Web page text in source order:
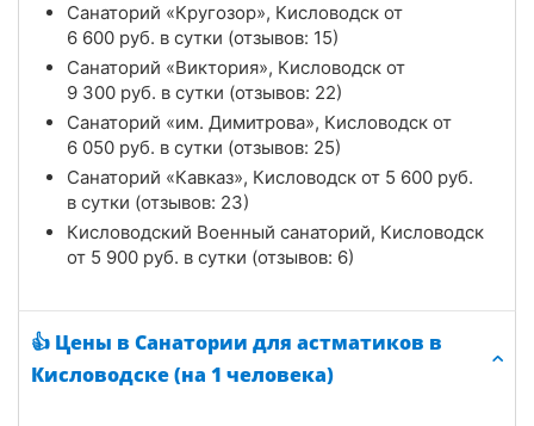
Санаторий «Кругозор», Кисловодск от
6 600 руб. в сутки (отзывов: 15)
Санаторий «Виктория», Кисловодск от
9 300 руб. в сутки (отзывов: 22)
Санаторий «им. Димитрова», Кисловодск от
6 050 руб. в сутки (отзывов: 25)
Санаторий «Кавказ», Кисловодск от 5 600 руб.
в сутки (отзывов: 23)
Кисловодский Военный санаторий, Кисловодск
от 5 900 руб. в сутки (отзывов: 6)
👍 Цены в Cанатории для астматиков в
Кисловодске (на 1 человека)